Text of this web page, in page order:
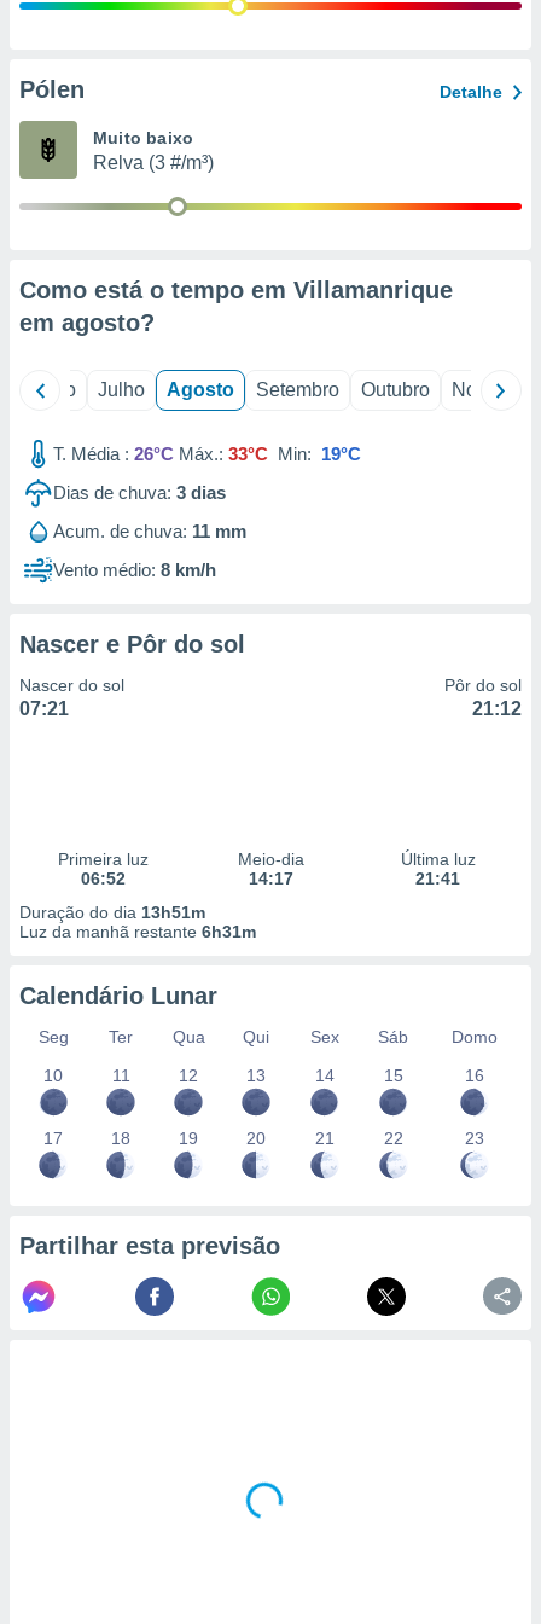
e
de
Pólen Detalhe
Muito baixo
Relva (3 #/m³)
Como está o tempo em Villamanrique
em agosto?
Junho Julho Agosto Setembro Outubro Novembro
T. Média : 26°C Máx.: 33°C Min: 19°C
Dias de chuva: 3 dias
Acum. de chuva: 11 mm
Vento médio: 8 km/h
Nascer e Pôr do sol
Nascer do sol
07:21
Pôr do sol
21:12
Primeira luz
06:52
Meio-dia
14:17
Última luz
21:41
Duração do dia 13h51m
Luz da manhã restante 6h31m
Calendário Lunar
Seg Ter Qua Qui Sex Sáb
Domo
10
11 12 13 14 15 16
17 18 19 20 21 22 23
Partilhar esta previsão